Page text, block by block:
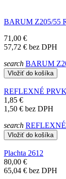
BARUM Z205/55
71,00 €
57,72 € bez DPH
search BARUM
Vložiť do košíka
REFLEXNÉ
1,85 €
1,50 € bez DPH
search
Vložiť do košíka
Plachta 2612
80,00 €
65,04 € bez DPH